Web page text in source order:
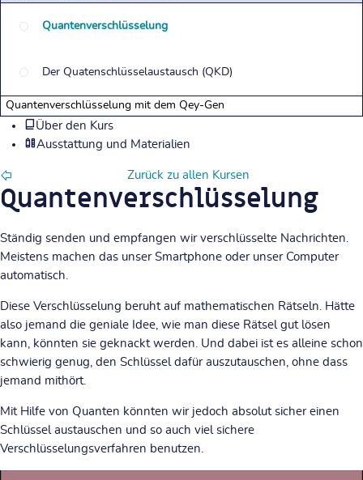
Quantenverschlüsselung
Der Quatenschlüsselaustausch (QKD)
Quantenverschlüsselung mit dem Qey-Gen
Über den Kurs
Ausstattung und Materialien
Zurück zu allen Kursen
Quantenverschlüsselung
Ständig senden und empfangen wir verschlüsselte Nachrichten.
Meistens machen das unser Smartphone oder unser Computer
automatisch.
Diese Verschlüsselung beruht auf mathematischen Rätseln. Hätte
also jemand die geniale Idee, wie man diese Rätsel gut lösen
kann, könnten sie geknackt werden. Und dabei ist es alleine schon
schwierig genug, den Schlüssel dafür auszutauschen, ohne dass
jemand mithört.
Mit Hilfe von Quanten könnten wir jedoch absolut sicher einen
Schlüssel austauschen und so auch viel sichere
Verschlüsselungsverfahren benutzen.